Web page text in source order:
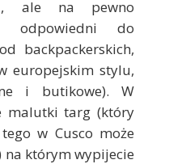
ale na pewno
odpowiedni do
backpackerskich,
europejskim stylu,
i butikowe). W
malutki targ (który
w Cusco może
na którym wypijecie